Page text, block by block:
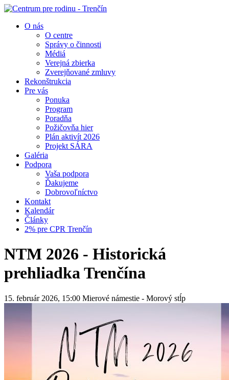
O nás
O centre
Správy o činnosti
Médiá
Verejná zbierka
Zverejňované zmluvy
Rekonštrukcia
Pre vás
Ponuka
Program
Poradňa
Požičovňa hier
Plán aktivít 2026
Projekt SÁRA
Galéria
Podpora
Vaša podpora
Ďakujeme
Dobrovoľníctvo
Kontakt
Kalendár
Články
2% pre CPR Trenčín
NTM 2026 - Historická
prehliadka Trenčína
15. február 2026, 15:00 Mierové námestie - Morový stĺp